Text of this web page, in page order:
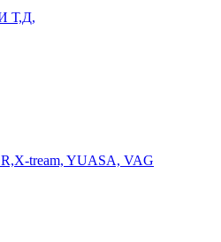
Т,Д,
tream, YUASA, VAG